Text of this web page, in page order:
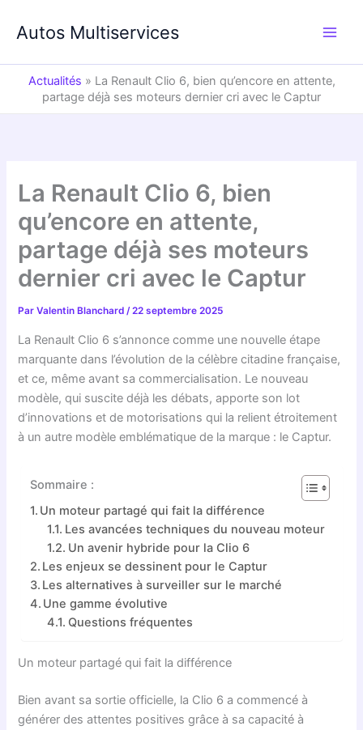
Autos Multiservices
Actualités » La Renault Clio 6, bien qu’encore en attente,
partage déjà ses moteurs dernier cri avec le Captur
La Renault Clio 6, bien
qu’encore en attente,
partage déjà ses moteurs
dernier cri avec le Captur
ParValentin Blanchard/22 septembre 2025
La Renault Clio 6 s’annonce comme une nouvelle étape
marquante dans l’évolution de la célèbre citadine française,
et ce, même avant sa commercialisation. Le nouveau
modèle, qui suscite déjà les débats, apporte son lot
d’innovations et de motorisations qui la relient étroitement
à un autre modèle emblématique de la marque : le Captur.
Sommaire :
Un moteur partagé qui fait la différence
Les avancées techniques du nouveau moteur
Un avenir hybride pour la Clio 6
Les enjeux se dessinent pour le Captur
Les alternatives à surveiller sur le marché
Une gamme évolutive
Questions fréquentes
Un moteur partagé qui fait la différence
Bien avant sa sortie officielle, la Clio 6 a commencé à
générer des attentes positives grâce à sa capacité à